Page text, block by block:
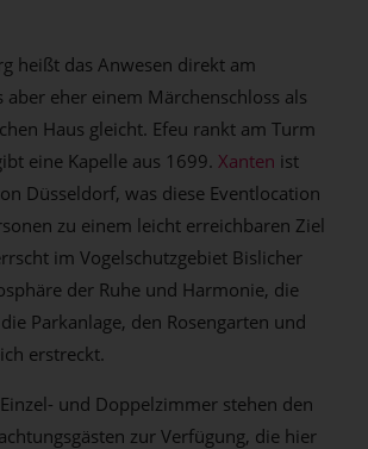
heißt das Anwesen direkt am
aber eher einem Märchenschloss als
Haus gleicht. Efeu rankt am Turm
eine Kapelle aus 1699.Xanten ist
Düsseldorf, was diese Eventlocation
zu einem leicht erreichbaren Ziel
im Vogelschutzgebiet Bislicher
der Ruhe und Harmonie, die
Parkanlage, den Rosengarten und
erstreckt.
und Doppelzimmer stehen den
zur Verfügung, die hier